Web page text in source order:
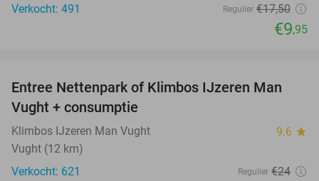
Verkocht: 491
Regulier €17,50
€9,95
29%
Entree Nettenpark of Klimbos IJzeren Man
Vught + consumptie
Klimbos IJzeren Man Vught 9.6 star
Vught (12 km)
Verkocht: 621
Regulier €24